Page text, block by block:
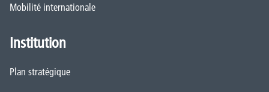
Mobilité internationale
Institution
Plan stratégique